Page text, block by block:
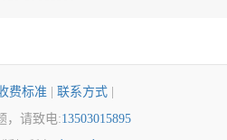
费标准 联系方式|
，请致电:13503015895